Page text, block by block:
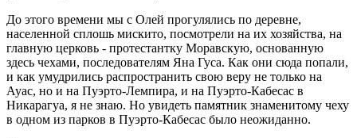
До этого времени мы с Олей прогулялись по деревне,
населенной сплошь мискито, посмотрели на их хозяйства, на
главную церковь - протестантку Моравскую, основанную
здесь чехами, последователям Яна Гуса. Как они сюда попали,
и как умудрились распространить свою веру не только на
Ауас, но и на Пуэрто-Лемпира, и на Пуэрто-Кабесас в
Никарагуа, я не знаю. Но увидеть памятник знаменитому чеху
в одном из парков в Пуэрто-Кабесас было неожиданно.